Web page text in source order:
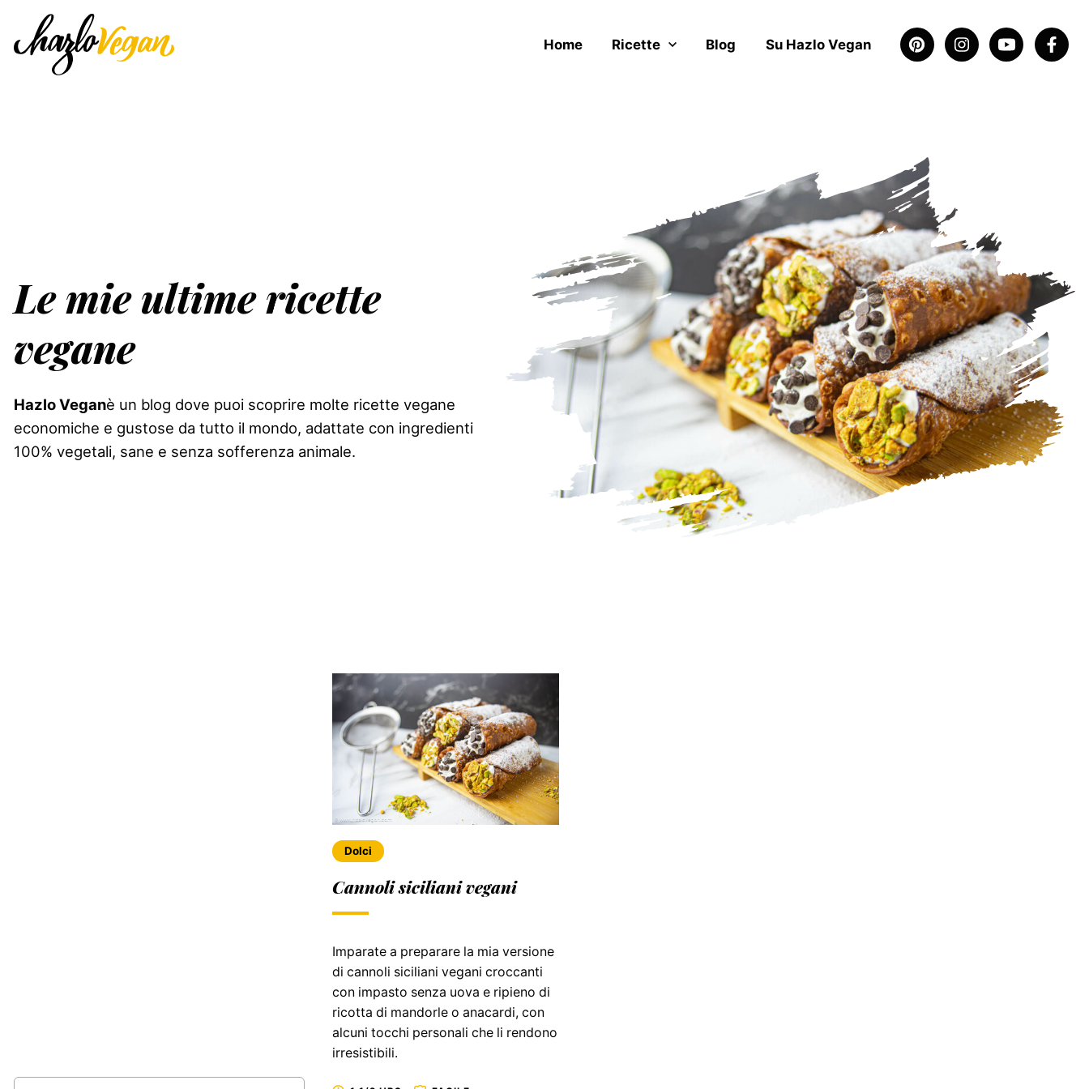
Home Ricette Blog Su Hazlo Vegan
Le mie ultime ricette
vegane
Hazlo Veganè un blog dove puoi scoprire molte ricette vegane
economiche e gustose da tutto il mondo, adattate con ingredienti
100% vegetali, sane e senza sofferenza animale.
Dolci
Cannoli siciliani vegani
Imparate a preparare la mia versione
di cannoli siciliani vegani croccanti
con impasto senza uova e ripieno di
ricotta di mandorle o anacardi, con
alcuni tocchi personali che li rendono
irresistibili.